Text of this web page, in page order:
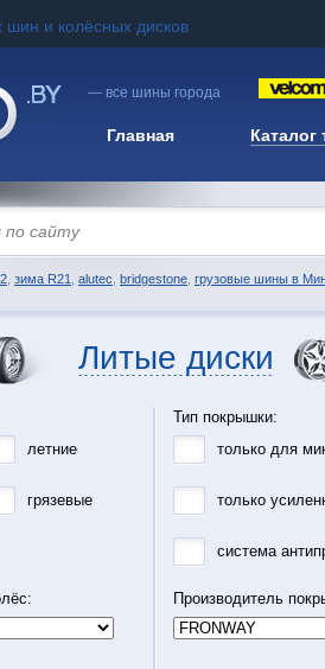
и колёсных дисков
— все шины города
Главная Каталог
зима R21 alutec bridgestone грузовые шины в
Литые диски
летние
грязевые
Тип покрышки:
только для
только
система
Производитель